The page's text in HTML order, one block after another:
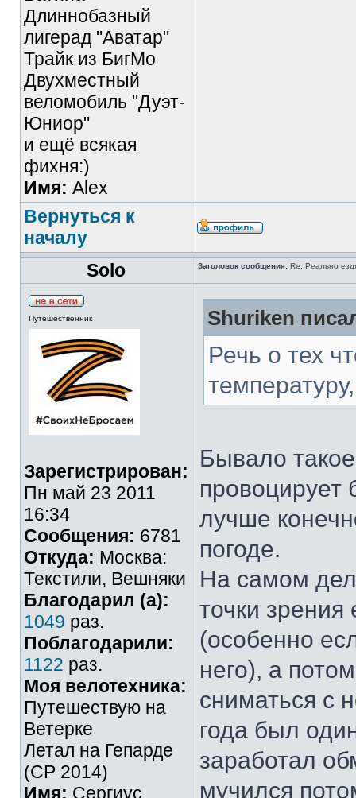
Длиннобазный
лигерад "Аватар"
Трайк из БигМо
Двухместный
веломобиль "Дуэт-
Юниор"
и ещё всякая
фихня:)
Имя: Alex
Вернуться к
началу
Solo
Заголовок сообщения: Re: Реально
Путешественник
Зарегистрирован:
Пн май 23 2011
16:34
Сообщения: 6781
Откуда: Москва:
Текстили, Вешняки
Благодарил (а):
1049 раз.
Поблагодарили:
1122 раз.
Моя велотехника:
Путешествую на
Ветерке
Летал на Гепарде
(СР 2014)
Имя: Сергиус
Shuriken
Речь о тех
Бывало
провоцирует
лучше
погоде.
На самом
точки
(особенно
него), а
сниматься с
года был
заработал
мучился